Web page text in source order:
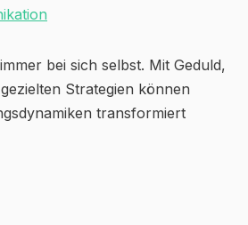
bei sich selbst. Mit Geduld,
Strategien können
transformiert